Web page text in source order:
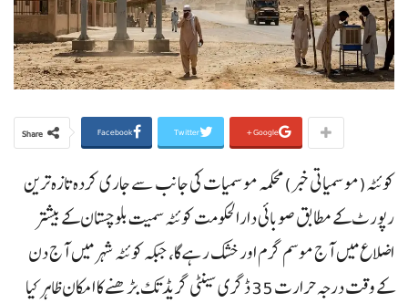
Share Facebook Twitter Google+
کوئٹہ(موسمیاتی خبر)محکمہ موسمیات کی جانب سے جاری کردہ تازہ ترین
رپورٹ کے مطابق صوبائی دارالحکومت کوئٹہ سمیت بلوچستان کے بیشتر
اضلاع میں آج موسم گرم اور خشک رہے گا، جبکہ کوئٹہ شہر میں آج دن
کے وقت درجہ حرارت 35 ڈگری سینٹی گریڈ تک بڑھنے کا امکان ظاہر کیا